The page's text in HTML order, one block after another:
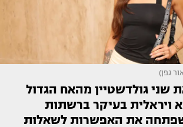
גפן)
שני גולדשטיין מהאח הגדול
ויראלית בעיקר ברשתות
את האפשרות לשאלות